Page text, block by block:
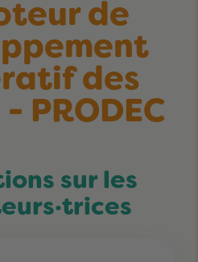
de
des
PRODEC
sur les